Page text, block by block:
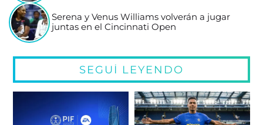
Serena y Venus Williams volverán a jugar
juntas en el Cincinnati Open
SEGUÍ LEYENDO